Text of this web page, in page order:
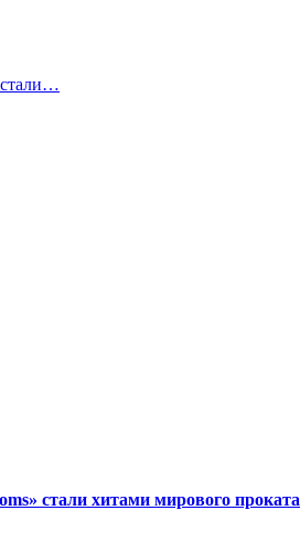
стали хитами мирового проката